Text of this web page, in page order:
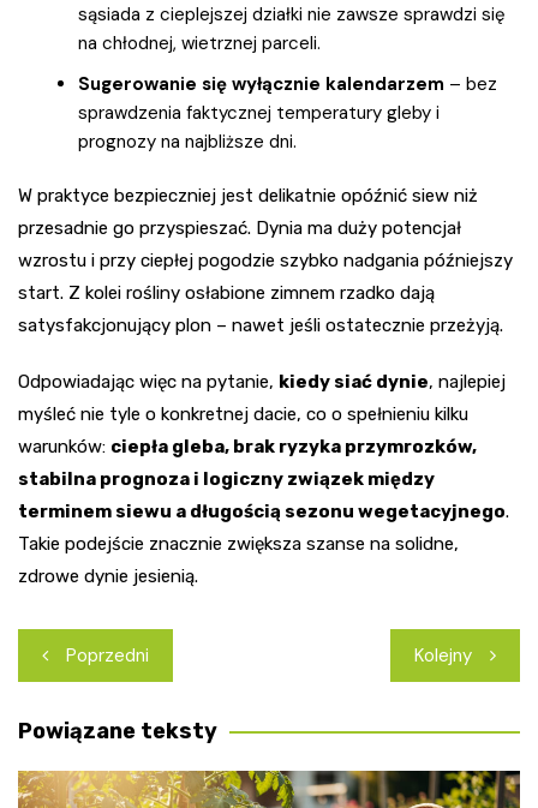
sąsiada z cieplejszej działki nie zawsze sprawdzi się
na chłodnej, wietrznej parceli.
Sugerowanie się wyłącznie kalendarzem – bez
sprawdzenia faktycznej temperatury gleby i
prognozy na najbliższe dni.
W praktyce bezpieczniej jest delikatnie opóźnić siew niż
przesadnie go przyspieszać. Dynia ma duży potencjał
wzrostu i przy ciepłej pogodzie szybko nadgania późniejszy
start. Z kolei rośliny osłabione zimnem rzadko dają
satysfakcjonujący plon – nawet jeśli ostatecznie przeżyją.
Odpowiadając więc na pytanie, kiedy siać dynie, najlepiej
myśleć nie tyle o konkretnej dacie, co o spełnieniu kilku
warunków: ciepła gleba, brak ryzyka przymrozków,
stabilna prognoza i logiczny związek między
terminem siewu a długością sezonu wegetacyjnego.
Takie podejście znacznie zwiększa szanse na solidne,
zdrowe dynie jesienią.
Nawigacja
wpisu
Poprzedni Kolejny
Powiązane teksty